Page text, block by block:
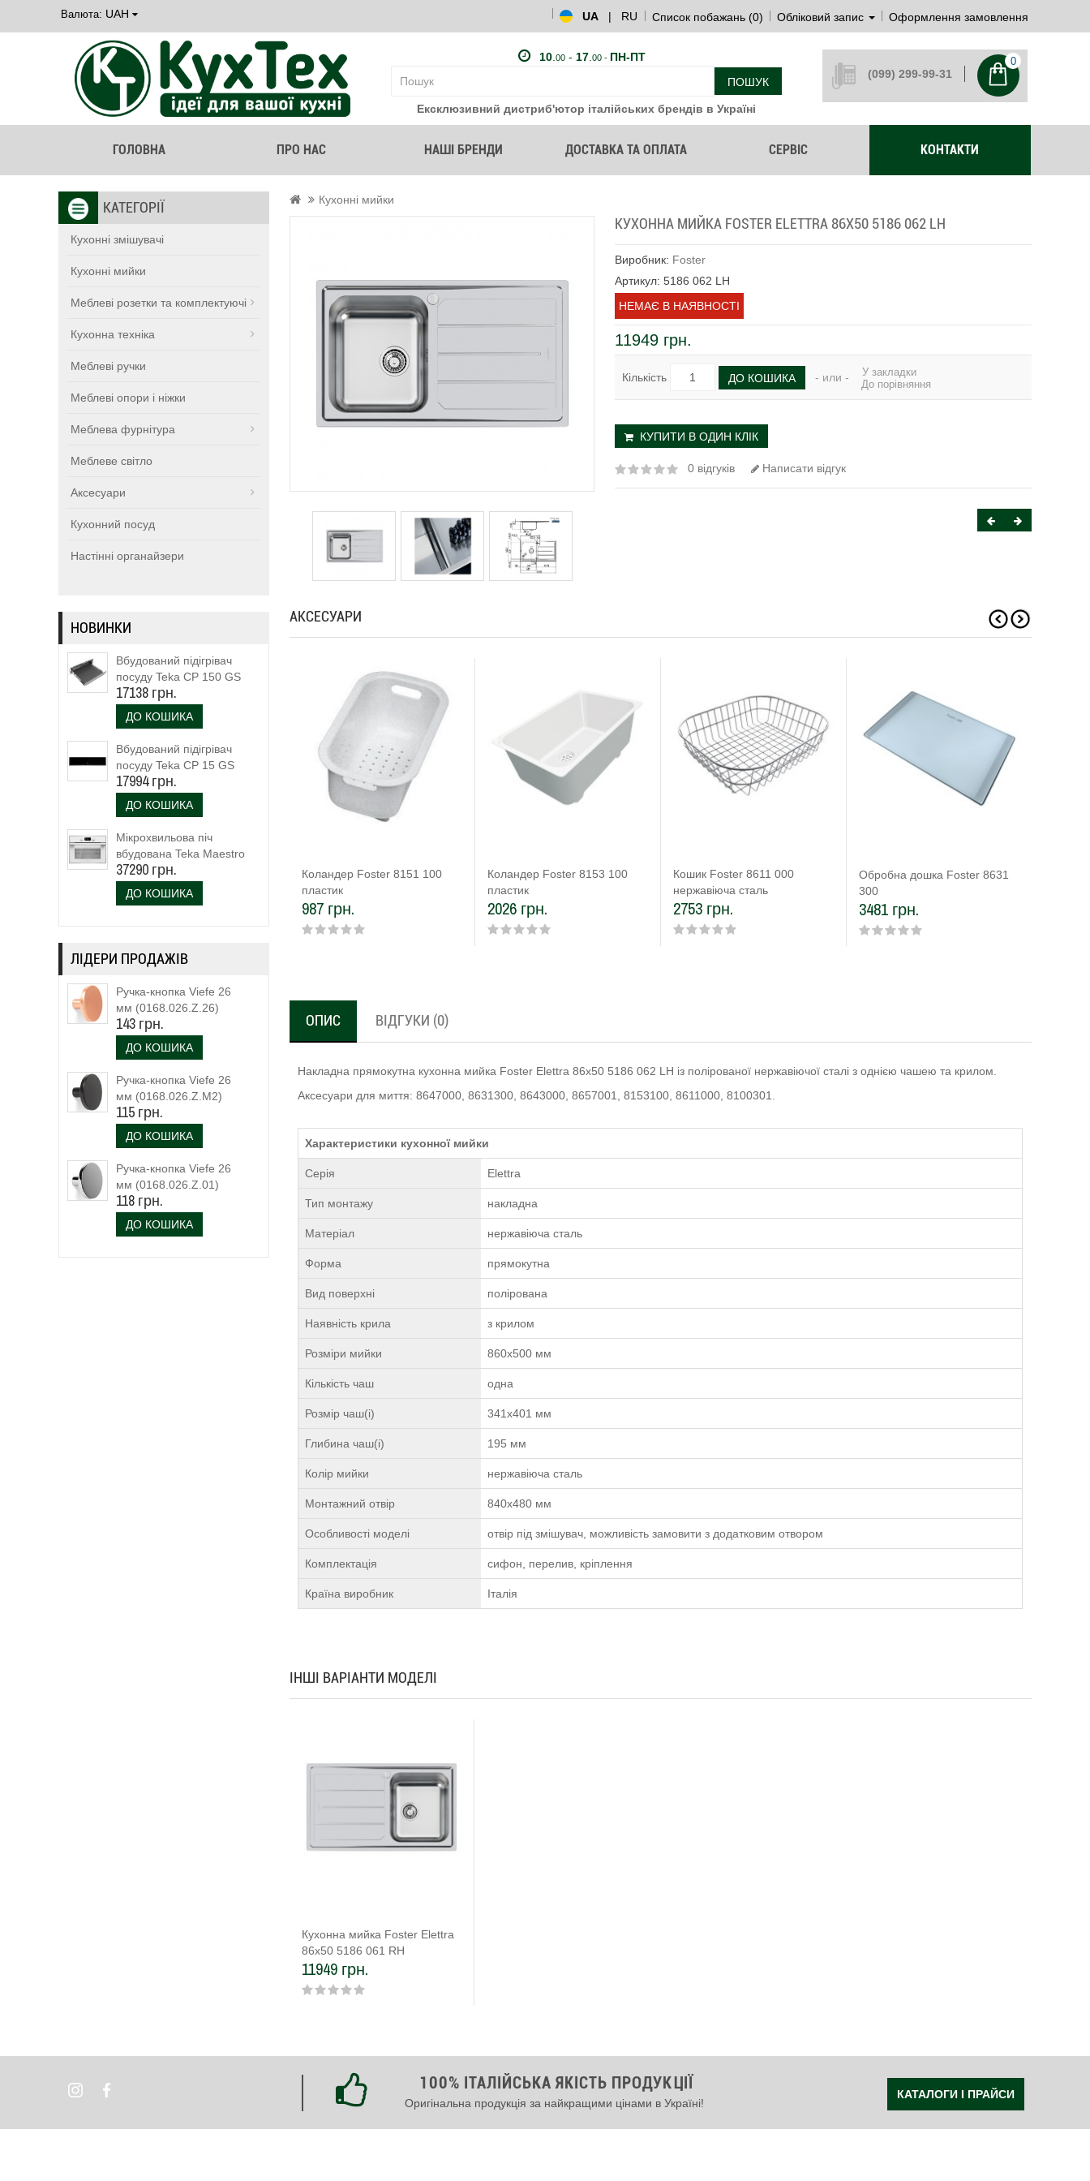
Валюта: UAH UA | RU Список побажань (0) Обліковий запис Оформлення замовлення
10. 00- 17. 00 - ПН-ПТ
ПОШУК
Ексклюзивний дистриб'ютор італійських брендів в Україні
(099) 299-99-31
0
ГОЛОВНА ПРО НАС НАШІ БРЕНДИ ДОСТАВКА ТА ОПЛАТА СЕРВІС КОНТАКТИ
КАТЕГОРІЇ
Кухонні змішувачі
Кухонні мийки
Меблеві розетки та комплектуючі
Кухонна техніка
Меблеві ручки
Меблеві опори і ніжки
Меблева фурнітура
Меблеве світло
Аксесуари
Кухонний посуд
Настінні органайзери
НОВИНКИ
Вбудований підігрівач
посуду Teka CP 150 GS
(111600003)
17138 грн.
ДО КОШИКА
Вбудований підігрівач
посуду Teka CP 15 GS
(40589920)
17994 грн.
ДО КОШИКА
Мікрохвильова піч
вбудована Teka Maestro
MLC 844 (111160023)
біле скло
37290 грн.
ДО КОШИКА
ЛІДЕРИ ПРОДАЖІВ
Ручка-кнопка Viefe 26
мм (0168.026.Z.26)
143 грн.
ДО КОШИКА
Ручка-кнопка Viefe 26
мм (0168.026.Z.M2)
чорний матовий
115 грн.
ДО КОШИКА
Ручка-кнопка Viefe 26
мм (0168.026.Z.01)
118 грн.
ДО КОШИКА
Кухонні мийки
КУХОННА МИЙКА FOSTER ELETTRA 86X50 5186 062 LH
Виробник: Foster
Артикул: 5186 062 LH
НЕМАЄ В НАЯВНОСТІ
11949 грн.
Кількість ДО КОШИКА - или -
У закладки
До порівняння
КУПИТИ В ОДИН КЛІК
0 відгуків Написати відгук
АКСЕСУАРИ
Коландер Foster 8151 100
пластик
987 грн.
Коландер Foster 8153 100
пластик
2026 грн.
Кошик Foster 8611 000
нержавіюча сталь
2753 грн.
Обробна дошка Foster 8631
300
3481 грн.
ОПИС ВІДГУКИ (0)
Накладна прямокутна кухонна мийка Foster Elettra 86x50 5186 062 LH із полірованої нержавіючої сталі з однією чашею та крилом.
Аксесуари для миття: 8647000, 8631300, 8643000, 8657001, 8153100, 8611000, 8100301.
Характеристики кухонної мийки
Серія Elettra
Тип монтажу накладна
Матеріал нержавіюча сталь
Форма прямокутна
Вид поверхні полірована
Наявність крила з крилом
Розміри мийки 860х500 мм
Кількість чаш одна
Розмір чаш(і) 341х401 мм
Глибина чаш(і) 195 мм
Колір мийки нержавіюча сталь
Монтажний отвір 840х480 мм
Особливості моделі отвір під змішувач, можливість замовити з додатковим отвором
Комплектація сифон, перелив, кріплення
Країна виробник Італія
ІНШІ ВАРІАНТИ МОДЕЛІ
Кухонна мийка Foster Elettra
86x50 5186 061 RH
11949 грн.
100% ІТАЛІЙСЬКА ЯКІСТЬ ПРОДУКЦІЇ
Оригінальна продукція за найкращими цінами в Україні!
КАТАЛОГИ І ПРАЙСИ